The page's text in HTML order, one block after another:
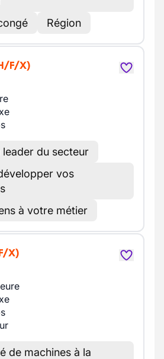
Région
F/X)
leader du secteur
vos
à votre métier
X)
de machines à la